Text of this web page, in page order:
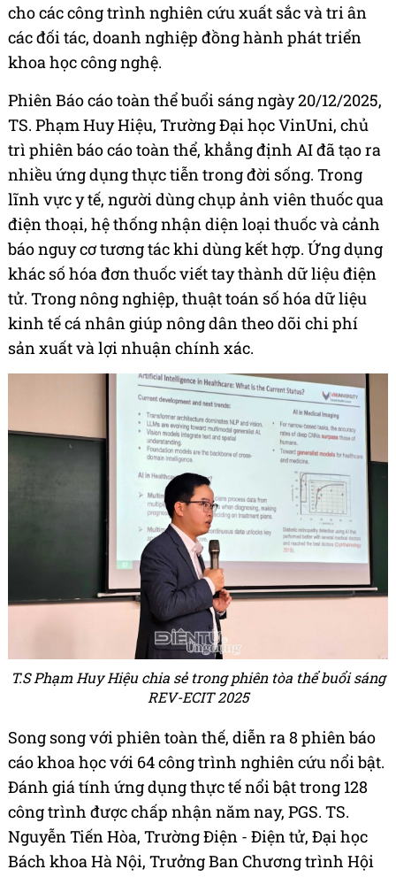
cho các công trình nghiên cứu xuất sắc và tri ân
các đối tác, doanh nghiệp đồng hành phát triển
khoa học công nghệ.
Phiên Báo cáo toàn thể buổi sáng ngày 20/12/2025,
TS. Phạm Huy Hiệu, Trường Đại học VinUni, chủ
trì phiên báo cáo toàn thể, khẳng định AI đã tạo ra
nhiều ứng dụng thực tiễn trong đời sống. Trong
lĩnh vực y tế, người dùng chụp ảnh viên thuốc qua
điện thoại, hệ thống nhận diện loại thuốc và cảnh
báo nguy cơ tương tác khi dùng kết hợp. Ứng dụng
khác số hóa đơn thuốc viết tay thành dữ liệu điện
tử. Trong nông nghiệp, thuật toán số hóa dữ liệu
kinh tế cá nhân giúp nông dân theo dõi chi phí
sản xuất và lợi nhuận chính xác.
T.S Phạm Huy Hiệu chia sẻ trong phiên tòa thể buổi sáng
REV-ECIT 2025
Song song với phiên toàn thế, diễn ra 8 phiên báo
cáo khoa học với 64 công trình nghiên cứu nổi bật.
Đánh giá tính ứng dụng thực tế nổi bật trong 128
công trình được chấp nhận năm nay, PGS. TS.
Nguyễn Tiến Hòa, Trường Điện - Điện tử, Đại học
Bách khoa Hà Nội, Trưởng Ban Chương trình Hội